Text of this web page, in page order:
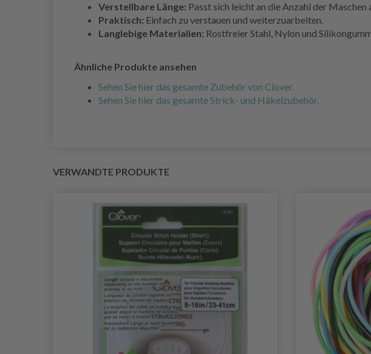
Verstellbare Länge: Passt sich leicht an die Anzahl der Maschen
Praktisch: Einfach zu verstauen und weiterzuarbeiten.
Langlebige Materialien: Rostfreier Stahl, Nylon und
Ähnliche Produkte ansehen
Sehen Sie hier das gesamte Zubehör von Clover.
Sehen Sie hier das gesamte Strick- und Häkelzubehör.
VERWANDTE PRODUKTE